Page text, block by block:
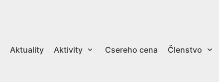
Aktuality Aktivity Csereho cena Členstvo